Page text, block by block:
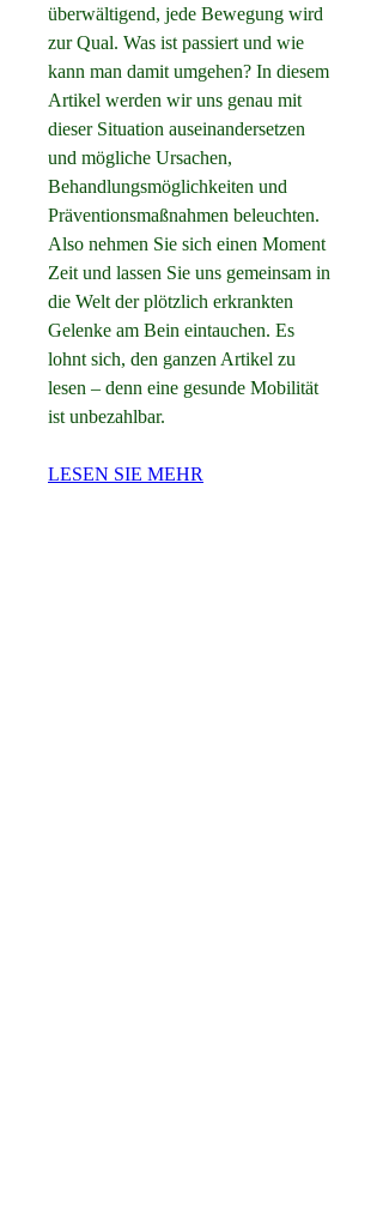
überwältigend, jede Bewegung wird
zur Qual. Was ist passiert und wie
kann man damit umgehen? In diesem
Artikel werden wir uns genau mit
dieser Situation auseinandersetzen
und mögliche Ursachen,
Behandlungsmöglichkeiten und
Präventionsmaßnahmen beleuchten.
Also nehmen Sie sich einen Moment
Zeit und lassen Sie uns gemeinsam in
die Welt der plötzlich erkrankten
Gelenke am Bein eintauchen. Es
lohnt sich, den ganzen Artikel zu
lesen – denn eine gesunde Mobilität
ist unbezahlbar.
LESEN SIE MEHR